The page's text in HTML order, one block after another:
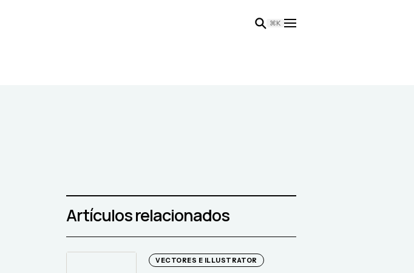
⌘K
Artículos relacionados
VECTORES E ILLUSTRATOR